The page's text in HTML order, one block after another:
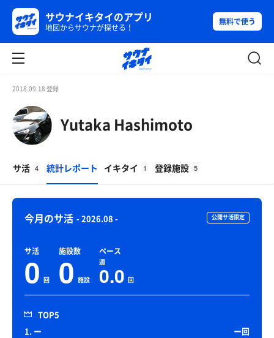
サウナイキタイのアプリ
地図からサウナが探せる！
無料で使う
2018.09.18 登録
Yutaka Hashimoto
サ活 4 統計レポート イキタイ 1 登録施設 5
今月のサ活 - 2026.08 - 公開サ活限定
サ活
0 回
施設数
0 施設
ペース
週
0.0 回
TOP5
1. ー
ー回